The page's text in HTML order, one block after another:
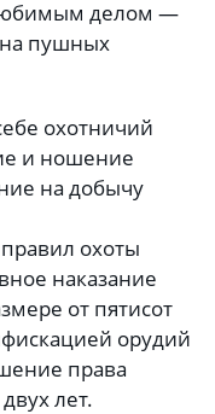
делом —
на пушных
охотничий
и ношение
на добычу
охоты
наказание
от пятисот
орудий
права
лет.